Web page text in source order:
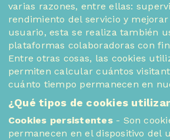
varias razones, entre ellas:
rendimiento del servicio y
usuario, esta se realiza también
plataformas colaboradoras con
Entre otras cosas, las cookies
permiten calcular cuántos
cuánto tiempo permanecen en
¿Qué tipos de cookies
Cookies persistentes- Son
permanecen en el dispositivo del